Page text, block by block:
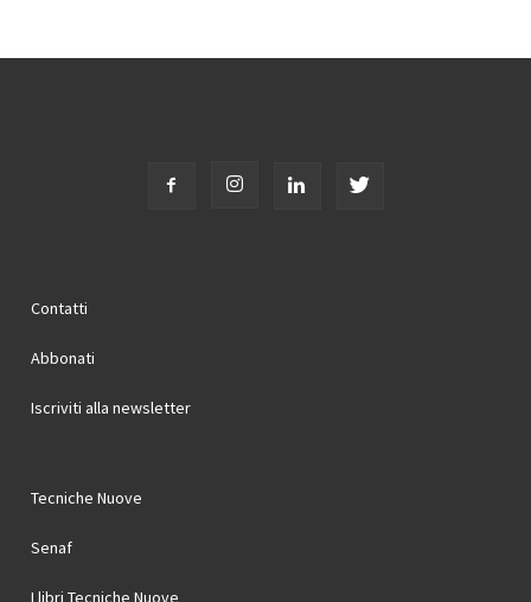
Contatti
Abbonati
Iscriviti alla newsletter
Tecniche Nuove
Senaf
I libri Tecniche Nuove